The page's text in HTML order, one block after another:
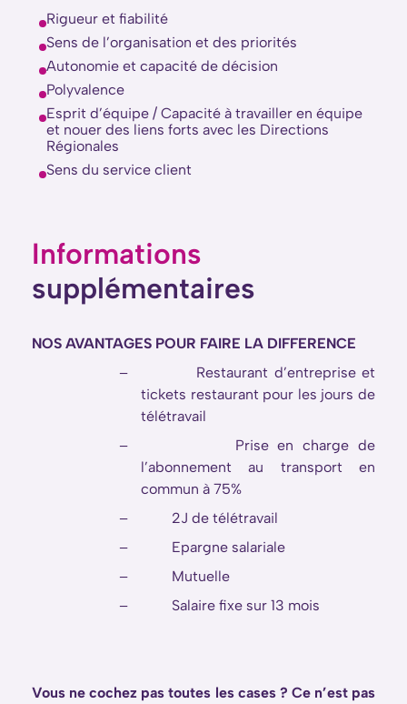
Rigueur et fiabilité
Sens de l’organisation et des priorités
Autonomie et capacité de décision
Polyvalence
Esprit d’équipe / Capacité à travailler en équipe
et nouer des liens forts avec les Directions
Régionales
Sens du service client
Informations
supplémentaires
NOS AVANTAGES POUR FAIRE LA DIFFERENCE
–
Restaurant d’entreprise et
tickets restaurant pour les jours de
télétravail
–
Prise en charge de
l’abonnement au transport en
commun à 75%
–
2J de télétravail
–
Epargne salariale
–
Mutuelle
–
Salaire fixe sur 13 mois
Vous ne cochez pas toutes les cases ? Ce n’est pas